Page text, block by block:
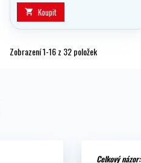
 Koupit
Zobrazení 1-16 z 32 položek
Celkový názor: